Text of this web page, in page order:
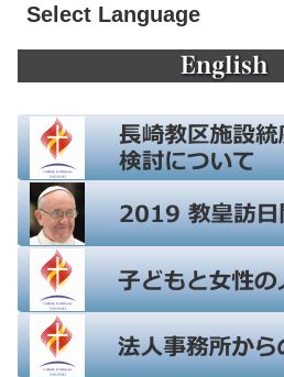
Select Language